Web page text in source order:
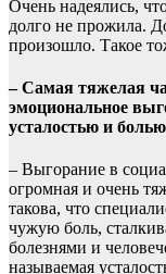
Очень надеялись,
долго не прожила.
произошло. Такое
–Самая тяжелая
эмоциональное
усталостью и
– Выгорание в
огромная и очень
такова, что
чужую боль,
болезнями и
называемая